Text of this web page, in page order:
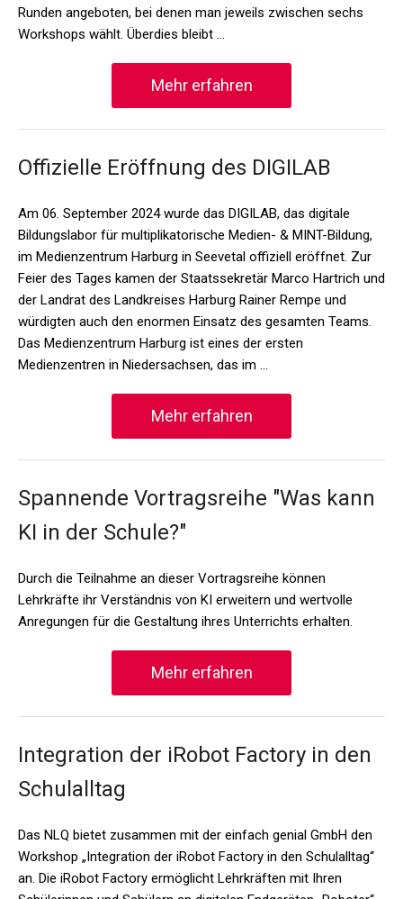
Runden angeboten, bei denen man jeweils zwischen sechs
Workshops wählt. Überdies bleibt …
Mehr erfahren
Offizielle Eröffnung des DIGILAB
Am 06. September 2024 wurde das DIGILAB, das digitale
Bildungslabor für multiplikatorische Medien- & MINT-Bildung,
im Medienzentrum Harburg in Seevetal offiziell eröffnet. Zur
Feier des Tages kamen der Staatssekretär Marco Hartrich und
der Landrat des Landkreises Harburg Rainer Rempe und
würdigten auch den enormen Einsatz des gesamten Teams.
Das Medienzentrum Harburg ist eines der ersten
Medienzentren in Niedersachsen, das im …
Mehr erfahren
Spannende Vortragsreihe "Was kann
KI in der Schule?"
Durch die Teilnahme an dieser Vortragsreihe können
Lehrkräfte ihr Verständnis von KI erweitern und wertvolle
Anregungen für die Gestaltung ihres Unterrichts erhalten.
Mehr erfahren
Integration der iRobot Factory in den
Schulalltag
Das NLQ bietet zusammen mit der einfach genial GmbH den
Workshop „Integration der iRobot Factory in den Schulalltag“
an. Die iRobot Factory ermöglicht Lehrkräften mit Ihren